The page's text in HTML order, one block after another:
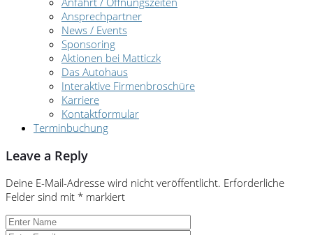
Ansprechpartner
News / Events
Sponsoring
Aktionen bei Matticzk
Das Autohaus
Interaktive Firmenbroschüre
Karriere
Kontaktformular
Terminbuchung
Leave a Reply
Deine E-Mail-Adresse wird nicht veröffentlicht. Erforderliche
Felder sind mit * markiert